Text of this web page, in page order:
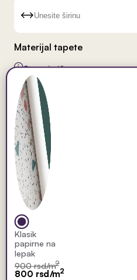
Materijal tapete
Saznaj više
Klasik
papirne na
lepak
900 rsd/m2
800 rsd/m2